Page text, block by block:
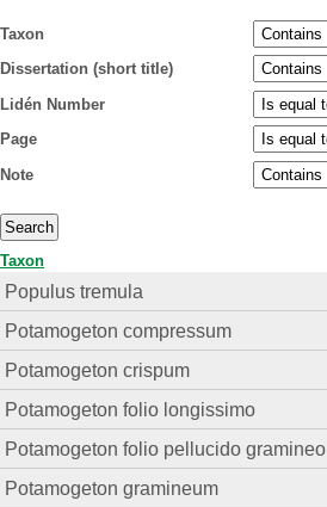
Taxon
Dissertation (short title)
Lidén Number
Page
Note
Taxon
Populus tremula
Potamogeton compressum
Potamogeton crispum
Potamogeton folio longissimo
Potamogeton folio pellucido gramineo
Potamogeton gramineum